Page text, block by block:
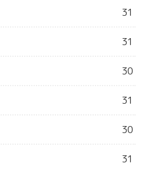
31
31
30
31
30
31